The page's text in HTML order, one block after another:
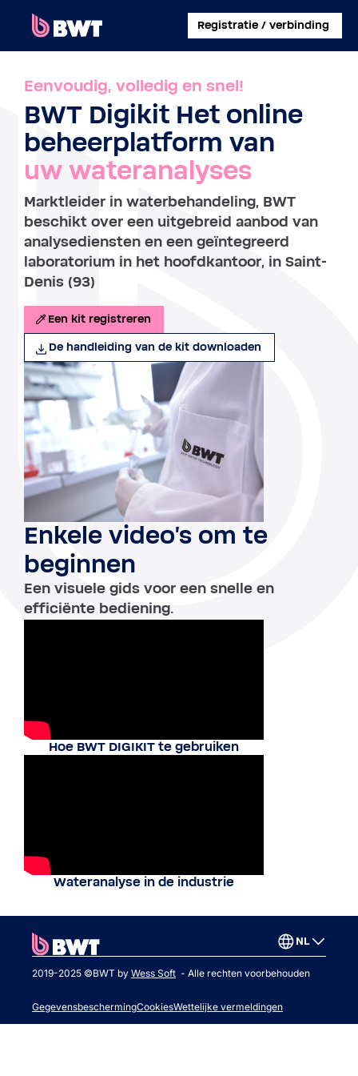
Registratie / verbinding
INLOGGEN
EEN KLANTACCOUNT AANMAKEN
EEN KIT ZONDER ACCOUNT REGISTREREN
OVER BWT
CONTACT
Eenvoudig, volledig en snel!
BWT Digikit Het online
beheerplatform van
uw wateranalyses
Marktleider in waterbehandeling, BWT
beschikt over een uitgebreid aanbod van
analysediensten en een geïntegreerd
laboratorium in het hoofdkantoor, in Saint-
Denis (93)
Een kit registreren
De handleiding van de kit downloaden
Enkele video's om te
beginnen
Een visuele gids voor een snelle en
efficiënte bediening.
Hoe BWT DIGIKIT te gebruiken
Wateranalyse in de industrie
NL
2019-2025 ©BWT by Wess Soft - Alle rechten voorbehouden
GegevensbeschermingCookiesWettelijke vermeldingen